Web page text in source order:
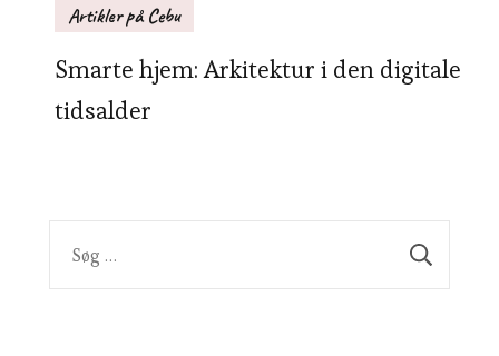
Artikler på Cebu
Smarte hjem: Arkitektur i den digitale
tidsalder
efter: